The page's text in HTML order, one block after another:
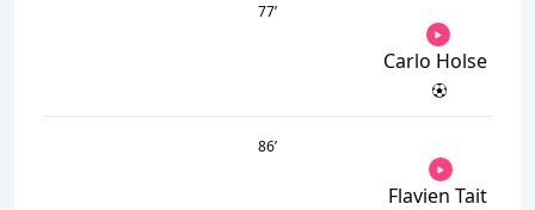
77’
Carlo Holse
86’
Flavien Tait